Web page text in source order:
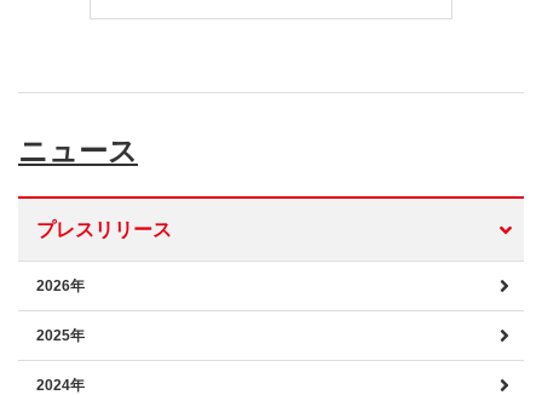
ニュース
プレスリリース
2026年
2025年
2024年